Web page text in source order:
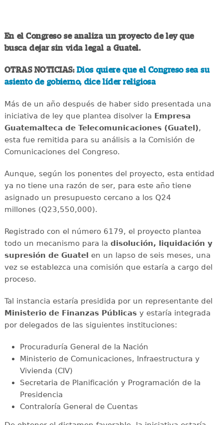
En el Congreso se analiza un proyecto de ley que
busca dejar sin vida legal a Guatel.
OTRAS NOTICIAS: Dios quiere que el Congreso sea su
asiento de gobierno, dice líder religiosa
Más de un año después de haber sido presentada una
iniciativa de ley que plantea disolver la Empresa
Guatemalteca de Telecomunicaciones (Guatel),
esta fue remitida para su análisis a la Comisión de
Comunicaciones del Congreso.
Aunque, según los ponentes del proyecto, esta entidad
ya no tiene una razón de ser, para este año tiene
asignado un presupuesto cercano a los Q24
millones (Q23,550,000).
Registrado con el número 6179, el proyecto plantea
todo un mecanismo para la disolución, liquidación y
supresión de Guatel en un lapso de seis meses, una
vez se establezca una comisión que estaría a cargo del
proceso.
Tal instancia estaría presidida por un representante del
Ministerio de Finanzas Públicasy estaría integrada
por delegados de las siguientes instituciones:
Procuraduría General de la Nación
Ministerio de Comunicaciones, Infraestructura y
Vivienda (CIV)
Secretaria de Planificación y Programación de la
Presidencia
Contraloría General de Cuentas